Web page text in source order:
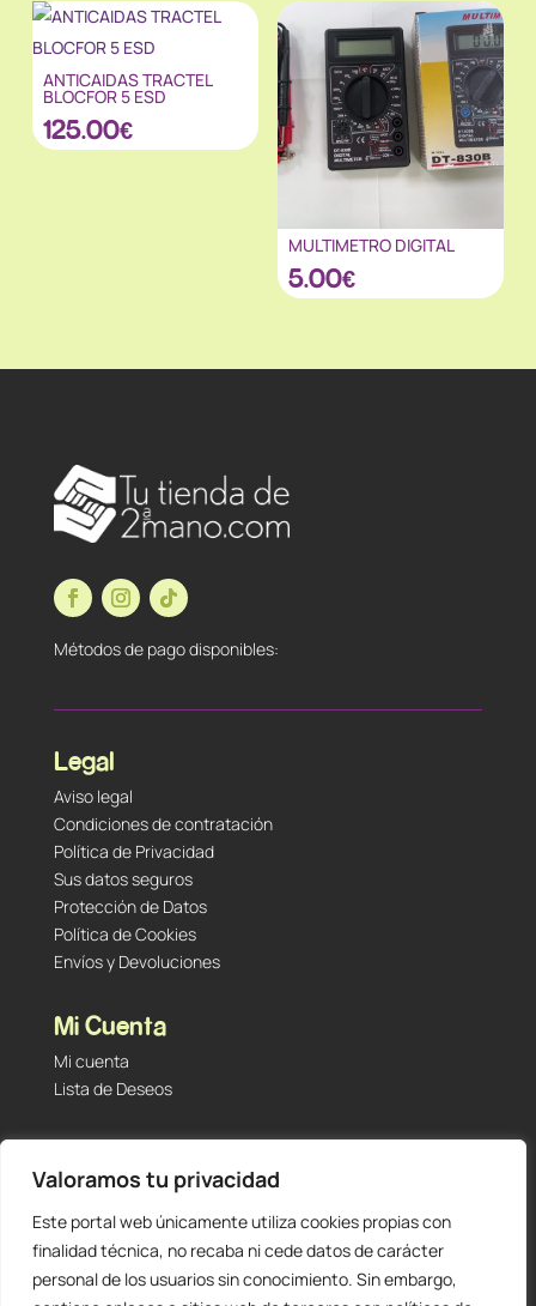
Valoramos tu privacidad
Este portal web únicamente utiliza cookies propias con
finalidad técnica, no recaba ni cede datos de carácter
personal de los usuarios sin conocimiento. Sin embargo,
ANTICAIDAS TRACTEL
BLOCFOR 5 ESD
125.00€
MULTIMETRO DIGITAL
5.00€
Métodos de pago disponibles:
Legal
Aviso legal
Condiciones de contratación
Política de Privacidad
Sus datos seguros
Protección de Datos
Política de Cookies
Envíos y Devoluciones
Mi Cuenta
Mi cuenta
Lista de Deseos
Tu Tienda de Segunda Mano, Sambara #101 (Madrid,
28027 – España)
912 60 05 55 |+34 601 23 09 14
info@staging.tutiendadesegundamano.com